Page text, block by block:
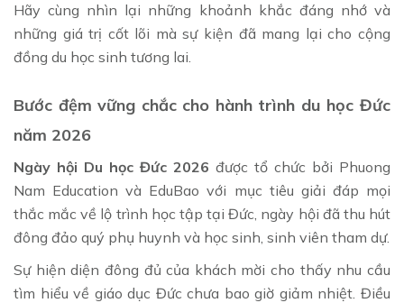
Hãy cùng nhìn lại những khoảnh khắc đáng nhớ và
những giá trị cốt lõi mà sự kiện đã mang lại cho cộng
đồng du học sinh tương lai.
Bước đệm vững chắc cho hành trình du học Đức
năm 2026
Ngày hội Du học Đức 2026 được tổ chức bởi Phuong
Nam Education và EduBao với mục tiêu giải đáp mọi
thắc mắc về lộ trình học tập tại Đức, ngày hội đã thu hút
đông đảo quý phụ huynh và học sinh, sinh viên tham dự.
Sự hiện diện đông đủ của khách mời cho thấy nhu cầu
tìm hiểu về giáo dục Đức chưa bao giờ giảm nhiệt. Điều